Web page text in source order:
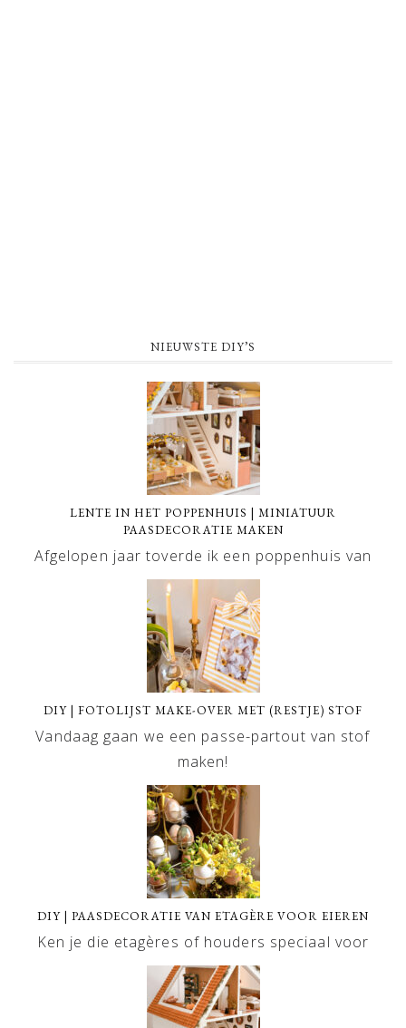
NIEUWSTE DIY’S
LENTE IN HET POPPENHUIS | MINIATUUR
PAASDECORATIE MAKEN
Afgelopen jaar toverde ik een poppenhuis van
DIY | FOTOLIJST MAKE-OVER MET (RESTJE) STOF
Vandaag gaan we een passe-partout van stof
maken!
DIY | PAASDECORATIE VAN ETAGÈRE VOOR EIEREN
Ken je die etagères of houders speciaal voor